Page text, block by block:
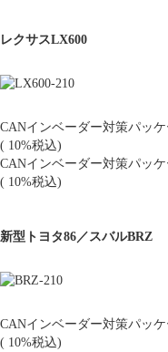
レクサスLX600
CANインベーダー対策パッ
( 10%税込)
CANインベーダー対策パ
( 10%税込)
新型トヨタ86／スバルBRZ
CANインベーダー対策パッ
( 10%税込)